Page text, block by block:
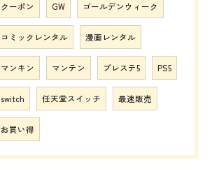
クーポン GW ゴールデンウィーク
コミックレンタル 漫画レンタル
マンキン マンテン プレステ5 PS5
switch 任天堂スイッチ 最速販売
お買い得